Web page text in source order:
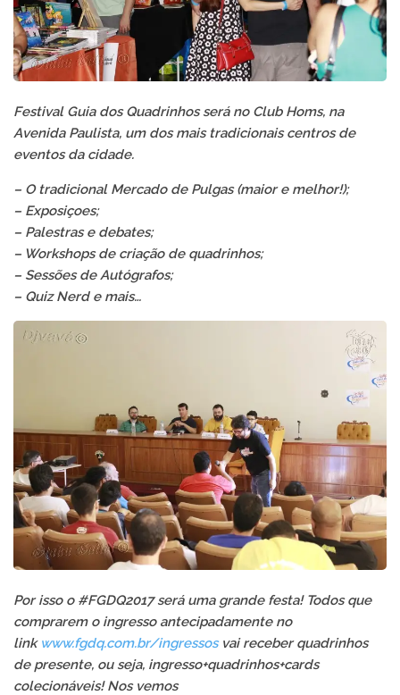
Festival Guia dos Quadrinhos será no Club Homs, na
Avenida Paulista, um dos mais tradicionais centros de
eventos da cidade.
– O tradicional Mercado de Pulgas (maior e melhor!);
– Exposiçoes;
– Palestras e debates;
– Workshops de criação de quadrinhos;
– Sessões de Autógrafos;
– Quiz Nerd e mais…
Por isso o #FGDQ2017 será uma grande festa! Todos que
comprarem o ingresso antecipadamente no
link www.fgdq.com.br/ingressosvai receber quadrinhos
de presente, ou seja, ingresso+quadrinhos+cards
colecionáveis! Nos vemos